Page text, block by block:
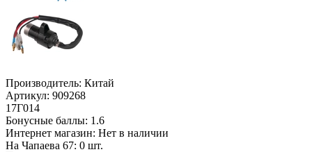
Производитель: Китай
Артикул: 909268
17Г014
Бонусные баллы: 1.6
Интернет магазин: Нет в наличии
На Чапаева 67: 0 шт.